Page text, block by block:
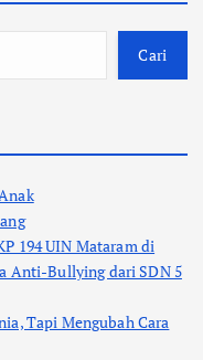
Cari
194 UIN Mataram di
Anti-Bullying dari SDN 5
Tapi Mengubah Cara